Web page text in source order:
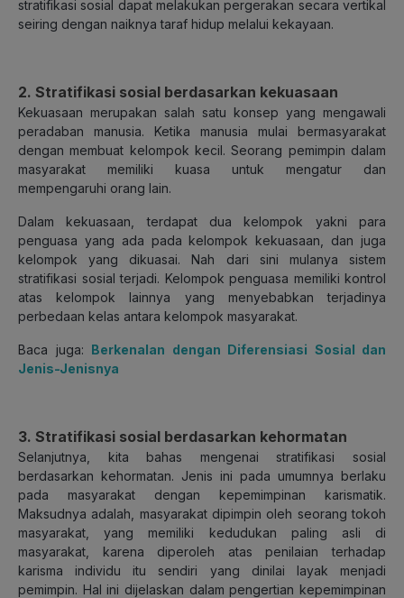
stratifikasi sosial dapat melakukan pergerakan secara vertikal
seiring dengan naiknya taraf hidup melalui kekayaan.
2. Stratifikasi sosial berdasarkan kekuasaan
Kekuasaan merupakan salah satu konsep yang mengawali
peradaban manusia. Ketika manusia mulai bermasyarakat
dengan membuat kelompok kecil. Seorang pemimpin dalam
masyarakat memiliki kuasa untuk mengatur dan
mempengaruhi orang lain.
Dalam kekuasaan, terdapat dua kelompok yakni para
penguasa yang ada pada kelompok kekuasaan, dan juga
kelompok yang dikuasai. Nah dari sini mulanya sistem
stratifikasi sosial terjadi. Kelompok penguasa memiliki kontrol
atas kelompok lainnya yang menyebabkan terjadinya
perbedaan kelas antara kelompok masyarakat.
Baca juga: Berkenalan dengan Diferensiasi Sosial dan
Jenis-Jenisnya
3. Stratifikasi sosial berdasarkan kehormatan
Selanjutnya, kita bahas mengenai stratifikasi sosial
berdasarkan kehormatan. Jenis ini pada umumnya berlaku
pada masyarakat dengan kepemimpinan karismatik.
Maksudnya adalah, masyarakat dipimpin oleh seorang tokoh
masyarakat, yang memiliki kedudukan paling asli di
masyarakat, karena diperoleh atas penilaian terhadap
karisma individu itu sendiri yang dinilai layak menjadi
pemimpin. Hal ini dijelaskan dalam pengertian kepemimpinan